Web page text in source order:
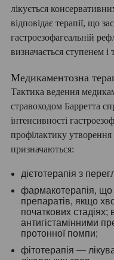
лікується
відповідає терапії, що
гастроезофагеальній
визначається ступенем
Медикаментозна
Тактика ведення
стравоходом Барретта
інтенсивності
профілактику
призначаються:
дієтотерапія з
фармакотерапія, що
препаратів, якщо
початкових
антигістамінними
протонної помпи;
фітотерапія —